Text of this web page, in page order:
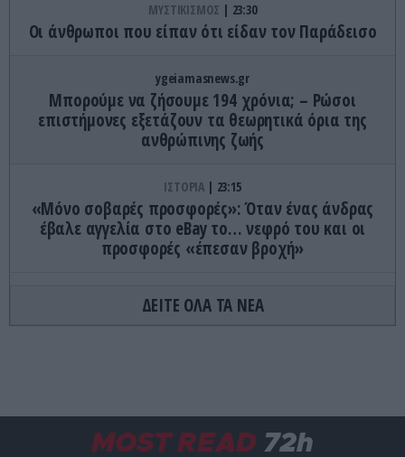
ΜΥΣΤΙΚΙΣΜΟΣ 23:30
Οι άνθρωποι που είπαν ότι είδαν τον Παράδεισο
ygeiamasnews.gr
Μπορούμε να ζήσουμε 194 χρόνια; – Ρώσοι
επιστήμονες εξετάζουν τα θεωρητικά όρια της
ανθρώπινης ζωής
ΙΣΤΟΡΙΑ 23:15
«Μόνο σοβαρές προσφορές»: Όταν ένας άνδρας
έβαλε αγγελία στο eBay το… νεφρό του και οι
προσφορές «έπεσαν βροχή»
ΚΟΣΜΟΣ 23:11
Τα 600 στρέμματα κληρονομιάς πίσω από το
ΔΕΙΤΕ ΟΛΑ ΤΑ ΝΕΑ
MOST READ 72h